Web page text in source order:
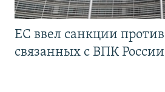
ЕС ввел санкции
связанных с ВПК России